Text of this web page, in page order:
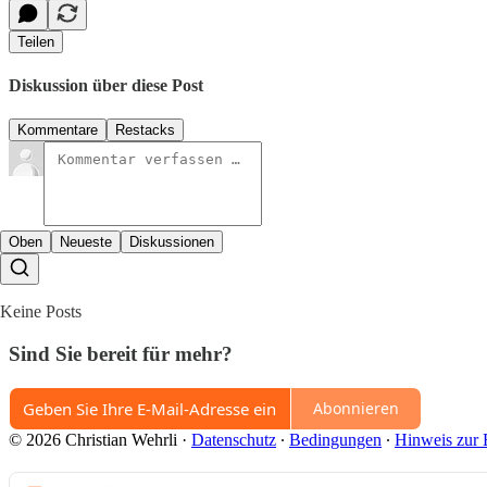
Teilen
Diskussion über diese Post
Kommentare Restacks
Oben Neueste Diskussionen
Keine Posts
Sind Sie bereit für mehr?
Abonnieren
© 2026 Christian Wehrli · Datenschutz ∙ Bedingungen ∙ Hinweis zur